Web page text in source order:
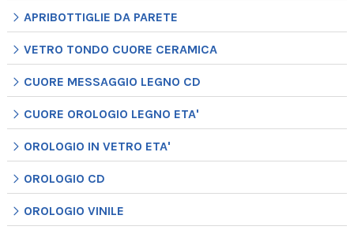
APRIBOTTIGLIE DA PARETE
VETRO TONDO CUORE CERAMICA
CUORE MESSAGGIO LEGNO CD
CUORE OROLOGIO LEGNO ETA'
OROLOGIO IN VETRO ETA'
OROLOGIO CD
OROLOGIO VINILE